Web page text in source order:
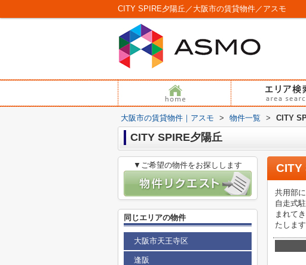
CITY SPIRE夕陽丘／大阪市の賃貸物件／アスモ
大阪市の賃貸物件｜アスモ > 物件一覧 > CITY
CITY SPIRE夕陽丘
CITY
共用部
自走式
まれて
たしま
▼ご希望の物件をお探しします
同じエリアの物件
大阪市天王寺区
逢阪